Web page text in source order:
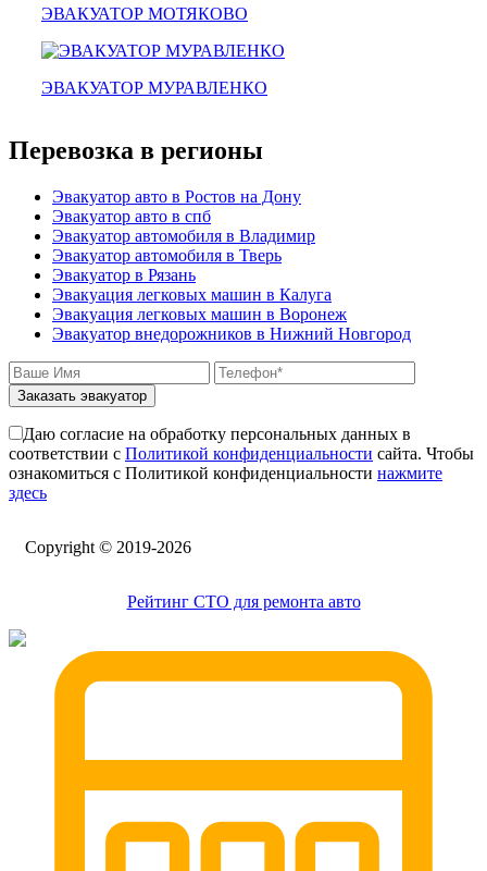
красноармейск
эвакуатор прицепов
ЭВАКУАТОР МОТЯКОВО
ЭВАКУАТОР МУРАВЛЕНКО
Перевозка в регионы
Эвакуатор авто в Ростов на Дону
Эвакуатор авто в спб
Эвакуатор автомобиля в Владимир
Эвакуатор автомобиля в Тверь
Эвакуатор в Рязань
Эвакуация легковых машин в Калуга
Эвакуация легковых машин в Воронеж
Эвакуатор внедорожников в Нижний Новгород
Заказать эвакуатор
Даю согласие на обработку персональных данных в
соответствии с Политикой конфиденциальности сайта. Чтобы
ознакомиться с Политикой конфиденциальности нажмите
здесь
Сopyright © 2019-2026
Рейтинг СТО для ремонта авто